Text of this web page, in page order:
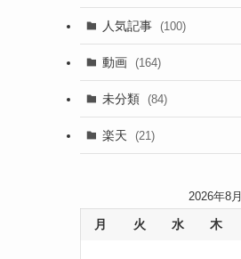
(105)
(186)
人気記事 (100)
動画 (164)
未分類 (84)
楽天 (21)
2026年8月
月 火 水 木